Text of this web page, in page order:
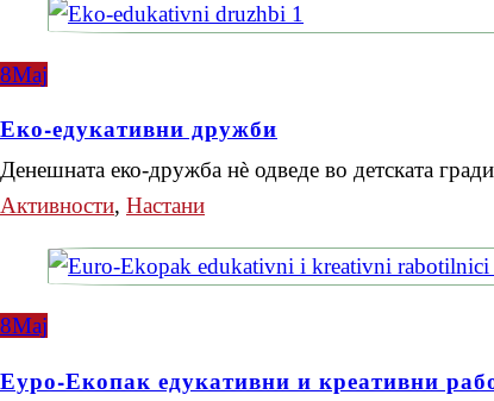
8Мај
Еко-едукативни дружби
Денешната еко-дружба нè одведе во детската
Активности, Настани
8Мај
Еуро-Екопак едукативни и креативни